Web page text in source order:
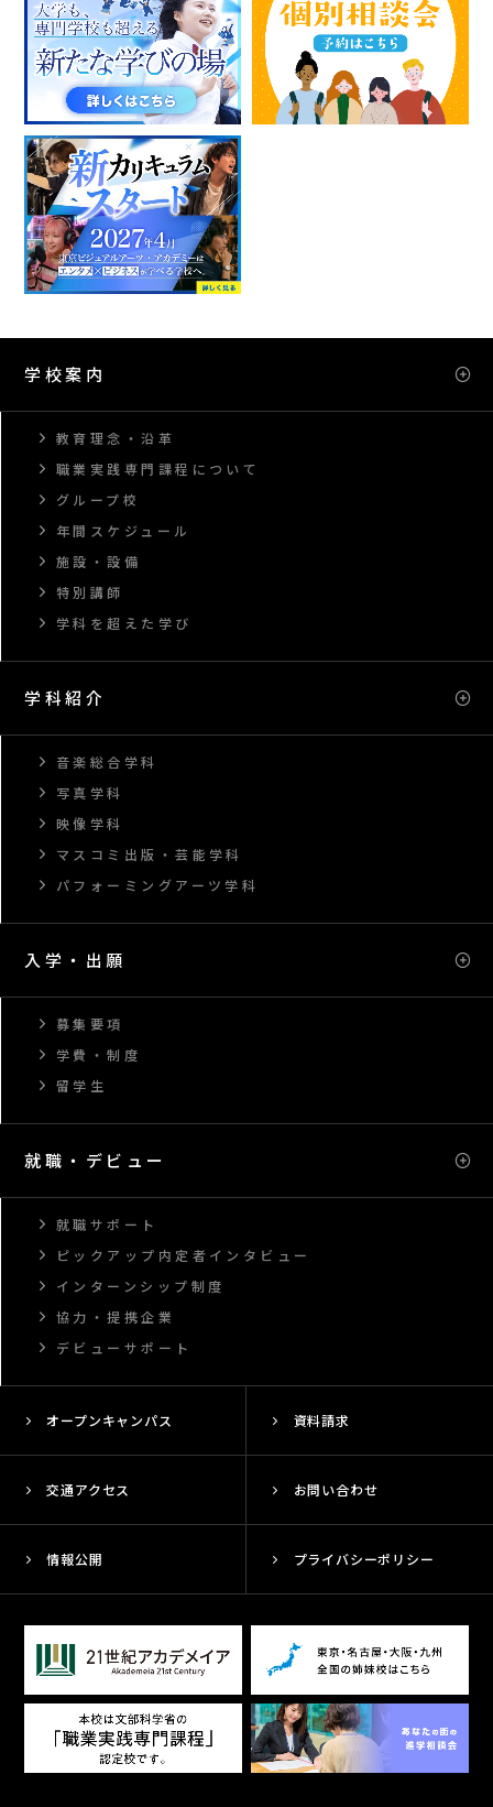
学校案内
教育理念・沿革
職業実践専門課程について
グループ校
年間スケジュール
施設・設備
特別講師
学科を超えた学び
学科紹介
音楽総合学科
写真学科
映像学科
マスコミ出版・芸能学科
パフォーミングアーツ学科
入学・出願
募集要項
学費・制度
留学生
就職・デビュー
就職サポート
ピックアップ内定者インタビュー
インターンシップ制度
協力・提携企業
デビューサポート
オープンキャンパス 資料請求
交通アクセス お問い合わせ
情報公開 プライバシーポリシー